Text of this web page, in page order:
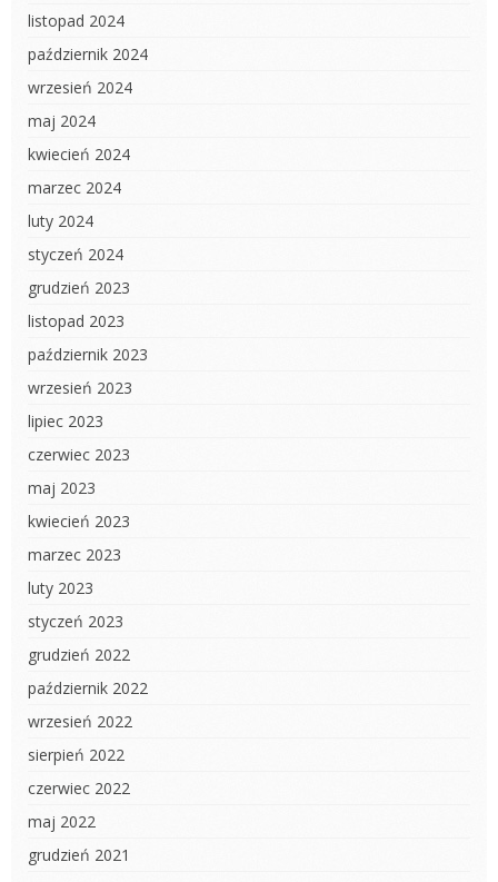
listopad 2024
październik 2024
wrzesień 2024
maj 2024
kwiecień 2024
marzec 2024
luty 2024
styczeń 2024
grudzień 2023
listopad 2023
październik 2023
wrzesień 2023
lipiec 2023
czerwiec 2023
maj 2023
kwiecień 2023
marzec 2023
luty 2023
styczeń 2023
grudzień 2022
październik 2022
wrzesień 2022
sierpień 2022
czerwiec 2022
maj 2022
grudzień 2021